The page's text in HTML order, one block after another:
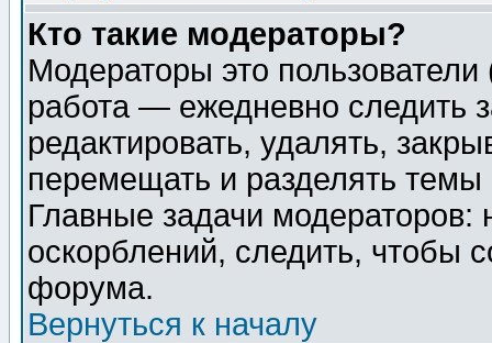
Кто такие модераторы?
Модераторы это
работа — ежедневно следить
редактировать, удалять,
перемещать и разделять
Главные задачи
оскорблений, следить, чтобы
форума.
Вернуться к началу